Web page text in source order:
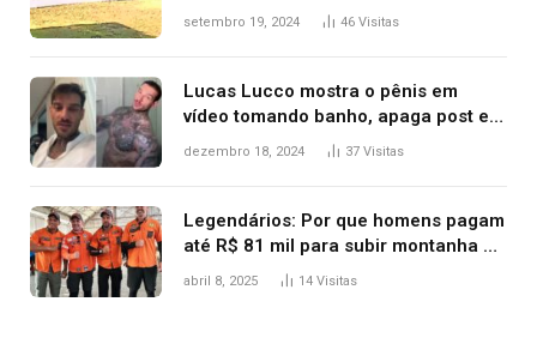
durante confusão no trânsito
setembro 19, 2024 46 Visitas
Lucas Lucco mostra o pênis em
vídeo tomando banho, apaga post e
diz ‘foi mal’
dezembro 18, 2024 37 Visitas
Legendários: Por que homens pagam
até R$ 81 mil para subir montanha e
melhorar casamento?
abril 8, 2025 14 Visitas